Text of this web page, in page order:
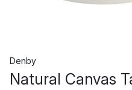
Denby
Natural Canvas